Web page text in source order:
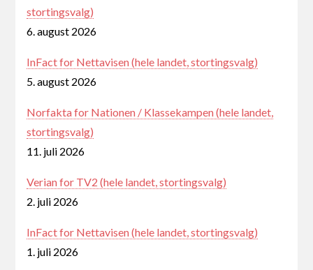
stortingsvalg)
6. august 2026
InFact for Nettavisen (hele landet, stortingsvalg)
5. august 2026
Norfakta for Nationen / Klassekampen (hele landet,
stortingsvalg)
11. juli 2026
Verian for TV2 (hele landet, stortingsvalg)
2. juli 2026
InFact for Nettavisen (hele landet, stortingsvalg)
1. juli 2026